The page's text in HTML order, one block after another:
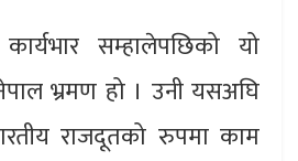
सम्हालेपछिको यो
भ्रमण हो । उनी यसअघि
राजदूतको रुपमा काम